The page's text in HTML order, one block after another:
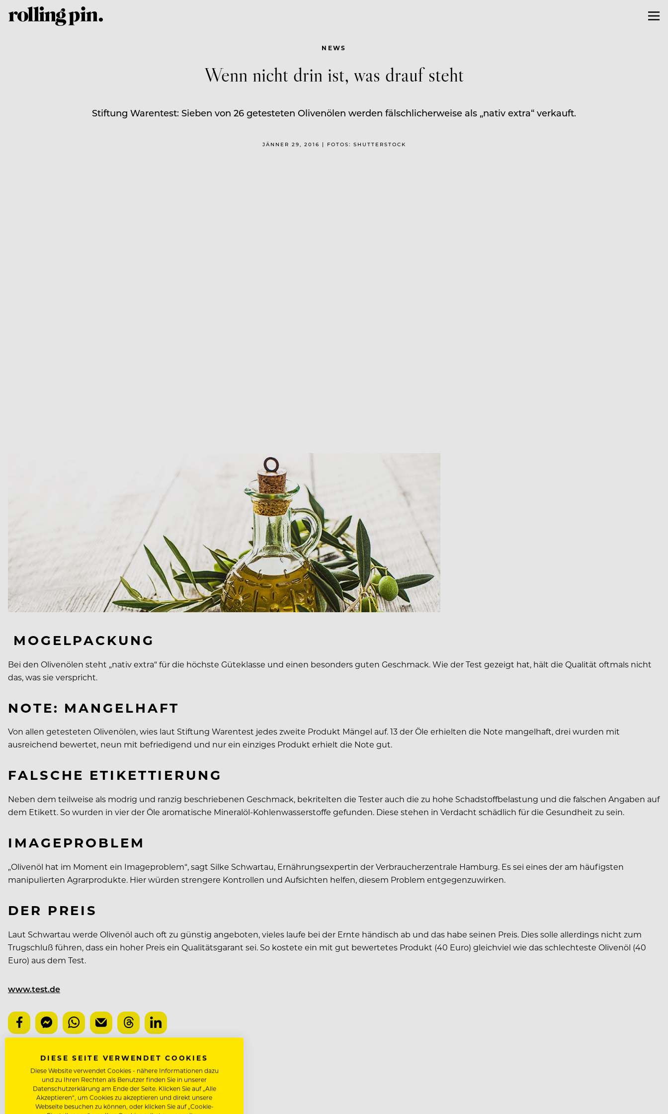
NEWS
Wenn nicht drin ist, was drauf steht
Stiftung Warentest: Sieben von 26 getesteten Olivenölen werden fälschlicherweise als „nativ extra“ verkauft.
JÄNNER 29, 2016 | FOTOS: SHUTTERSTOCK
MOGELPACKUNG
Bei den Olivenölen steht „nativ extra“ für die höchste Güteklasse und einen besonders guten Geschmack. Wie der Test gezeigt hat, hält die Qualität oftmals nicht
das, was sie verspricht.
NOTE: MANGELHAFT
Von allen getesteten Olivenölen, wies laut Stiftung Warentest jedes zweite Produkt Mängel auf. 13 der Öle erhielten die Note mangelhaft, drei wurden mit
ausreichend bewertet, neun mit befriedigend und nur ein einziges Produkt erhielt die Note gut.
FALSCHE ETIKETTIERUNG
Neben dem teilweise als modrig und ranzig beschriebenen Geschmack, bekritelten die Tester auch die zu hohe Schadstoffbelastung und die falschen Angaben auf
dem Etikett. So wurden in vier der Öle aromatische Mineralöl-Kohlenwasserstoffe gefunden. Diese stehen in Verdacht schädlich für die Gesundheit zu sein.
IMAGEPROBLEM
„Olivenöl hat im Moment ein Imageproblem“, sagt Silke Schwartau, Ernährungsexpertin der Verbraucherzentrale Hamburg. Es sei eines der am häufigsten
manipulierten Agrarprodukte. Hier würden strengere Kontrollen und Aufsichten helfen, diesem Problem entgegenzuwirken.
DER PREIS
Laut Schwartau werde Olivenöl auch oft zu günstig angeboten, vieles laufe bei der Ernte händisch ab und das habe seinen Preis. Dies solle allerdings nicht zum
Trugschluß führen, dass ein hoher Preis ein Qualitätsgarant sei. So kostete ein mit gut bewertetes Produkt (40 Euro) gleichviel wie das schlechteste Olivenöl (40
Euro) aus dem Test.
www.test.de
NÄCHSTER ARTIKEL
VORHERIGER ARTIKEL
DIESE SEITE VERWENDET COOKIES
Diese Website verwendet Cookies - nähere Informationen dazu
und zu Ihren Rechten als Benutzer finden Sie in unserer
Datenschutzerklärung am Ende der Seite. Klicken Sie auf „Alle
Akzeptieren“, um Cookies zu akzeptieren und direkt unsere
Webseite besuchen zu können, oder klicken Sie auf „Cookie-